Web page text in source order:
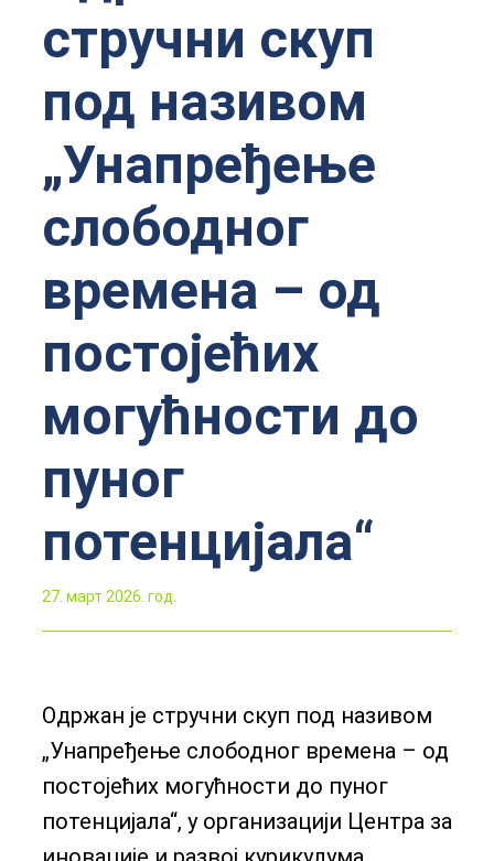
стручни скуп
под називом
„Унапређење
слободног
времена – од
постојећих
могућности до
пуног
потенцијала“
27. март 2026. год.
Одржан је стручни скуп под називом
„Унапређење слободног времена – од
постојећих могућности до пуног
потенцијала“, у организацији Центра за